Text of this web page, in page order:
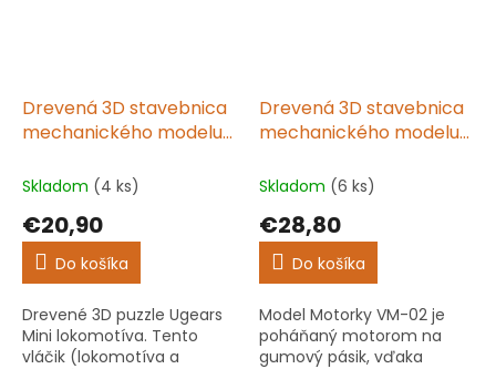
Drevená 3D stavebnica
mechanického modelu
Skladom (4 ks)
€20,90
Do košíka
Drevené 3D puzzle Ugears
Mini lokomotíva. Tento
vláčik (lokomotíva a
Drevená 3D stavebnica
mechanického modelu
Skladom (6 ks)
€28,80
Do košíka
Model Motorky VM-02 je
poháňaný motorom na
gumový pásik, vďaka